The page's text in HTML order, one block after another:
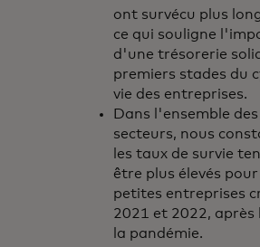
ont survécu plus
ce qui souligne
d'une trésorerie
premiers stades du
vie des entreprises.
Dans l'ensemble
secteurs, nous
les taux de survie
être plus élevés pour
petites entreprises
2021 et 2022, après
la pandémie.